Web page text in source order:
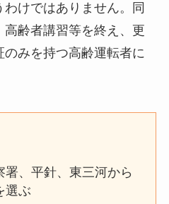
けではありません。同
齢者講習等を終え、更
みを持つ高齢運転者に
署、平針、東三河から
選ぶ